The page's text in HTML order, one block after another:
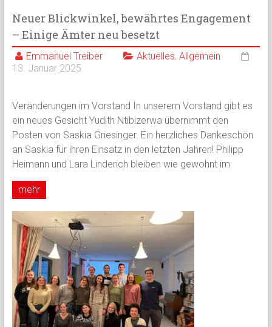
Neuer Blickwinkel, bewährtes Engagement
– Einige Ämter neu besetzt
Emmanuel Treiber Aktuelles, Allgemein
13. Januar 2025
Veränderungen im Vorstand In unserem Vorstand gibt es
ein neues Gesicht Yudith Ntibizerwa übernimmt den
Posten von Saskia Griesinger. Ein herzliches Dankeschön
an Saskia für ihren Einsatz in den letzten Jahren! Philipp
Heimann und Lara Linderich bleiben wie gewohnt im
mehr